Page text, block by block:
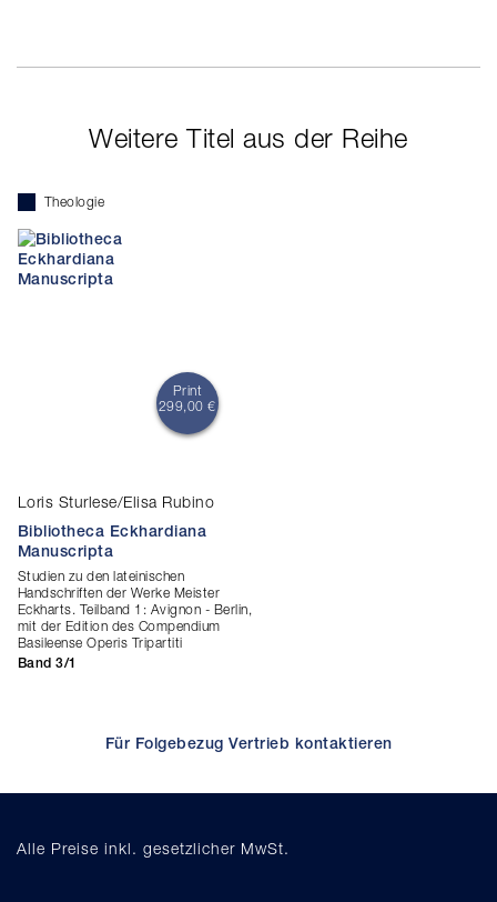
Weitere Titel aus der Reihe
Theologie
Print
299,00 €
Loris Sturlese/Elisa Rubino
Bibliotheca Eckhardiana
Manuscripta
Studien zu den lateinischen
Handschriften der Werke Meister
Eckharts. Teilband 1: Avignon - Berlin,
mit der Edition des Compendium
Basileense Operis Tripartiti
Band 3/1
Für Folgebezug Vertrieb kontaktieren
Alle Preise inkl. gesetzlicher MwSt.